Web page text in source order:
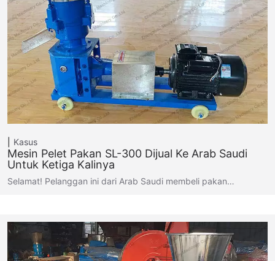
Kasus
Mesin Pelet Pakan SL-300 Dijual Ke Arab Saudi
Untuk Ketiga Kalinya
Selamat! Pelanggan ini dari Arab Saudi membeli pakan…